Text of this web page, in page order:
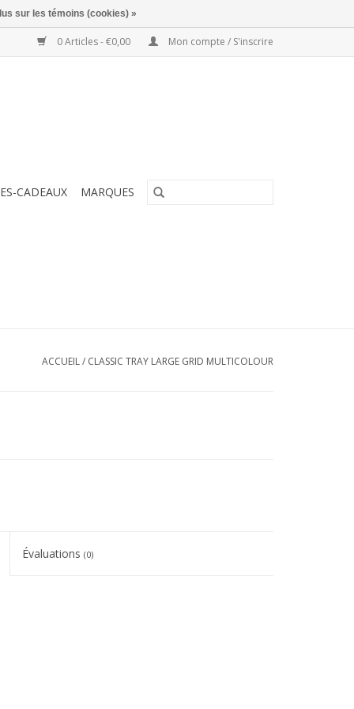
0 Articles - €0,00 Mon compte / S'inscrire
CADEAUX MARQUES
ACCUEIL/ CLASSIC TRAY LARGE GRID MULTICOLOUR
Évaluations(0)
sur les témoins (cookies) »